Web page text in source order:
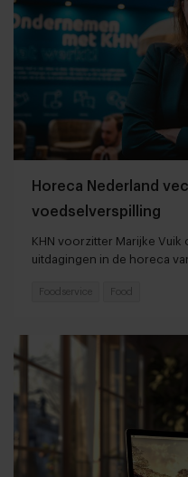
Horeca Nederland
voedselverspilling
KHN voorzitter Marijke
uitdagingen in de horeca
Foodservice Food